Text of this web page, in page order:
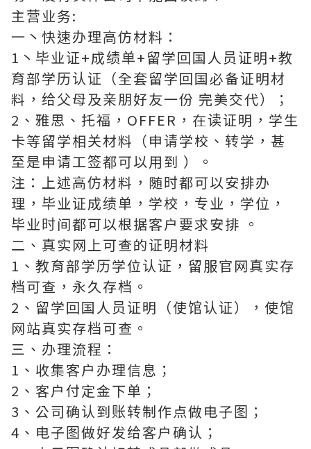
主营业务:
一丶快速办理高仿材料：
1丶毕业证+成绩单+留学回国人员证明+教
育部学历认证（全套留学回国必备证明材
料，给父母及亲朋好友一份 完美交代）；
2、雅思、托福，OFFER，在读证明，学生
卡等留学相关材料（申请学校、转学，甚
至是申请工签都可以用到 ）。
注：上述高仿材料，随时都可以安排办
理，毕业证成绩单，学校，专业，学位，
毕业时间都可以根据客户要求安排 。
二、真实网上可查的证明材料
1、教育部学历学位认证，留服官网真实存
档可查，永久存档。
2、留学回国人员证明（使馆认证），使馆
网站真实存档可查。
三、办理流程：
1、收集客户办理信息；
2、客户付定金下单；
3、公司确认到账转制作点做电子图；
4、电子图做好发给客户确认；